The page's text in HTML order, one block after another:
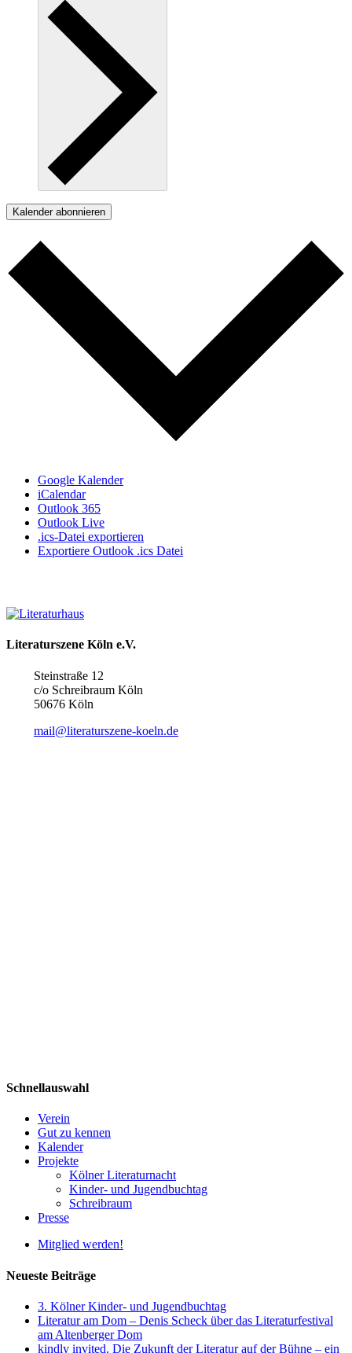
Kalender abonnieren
Google Kalender
iCalendar
Outlook 365
Outlook Live
.ics-Datei exportieren
Exportiere Outlook .ics Datei
Literaturszene Köln e.V.
Steinstraße 12
c/o Schreibraum Köln
50676 Köln
mail@literaturszene-koeln.de
Schnellauswahl
Verein
Gut zu kennen
Kalender
Projekte
Kölner Literaturnacht
Kinder- und Jugendbuchtag
Schreibraum
Presse
Mitglied werden!
Neueste Beiträge
3. Kölner Kinder- und Jugendbuchtag
Literatur am Dom – Denis Scheck über das Literaturfestival
am Altenberger Dom
kindly invited. Die Zukunft der Literatur auf der Bühne – ein